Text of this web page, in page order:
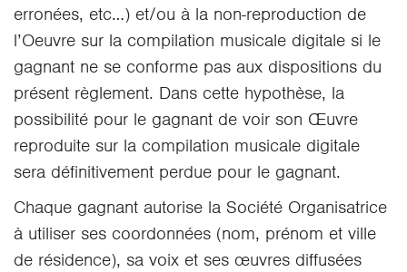
erronées, etc…) et/ou à la non-reproduction de
l’Oeuvre sur la compilation musicale digitale si le
gagnant ne se conforme pas aux dispositions du
présent règlement. Dans cette hypothèse, la
possibilité pour le gagnant de voir son Œuvre
reproduite sur la compilation musicale digitale
sera définitivement perdue pour le gagnant.
Chaque gagnant autorise la Société Organisatrice
à utiliser ses coordonnées (nom, prénom et ville
de résidence), sa voix et ses œuvres diffusées